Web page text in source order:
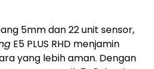
5mm dan 22 unit sensor,
E5 PLUS RHD menjamin
yang lebih aman. Dengan